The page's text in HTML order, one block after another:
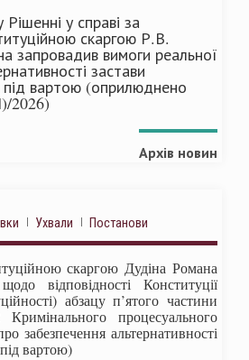
Рішенні у справі за
скаргою Р.В.
запровадив вимоги реальної
застави
вартою (оприлюднено
2026)
Архів новин
Ухвали Постанови
скаргою Дудіна Романа
відповідності Конституції
абзацу п’ятого частини
Кримінального процесуального
забезпечення альтернативності
вартою)